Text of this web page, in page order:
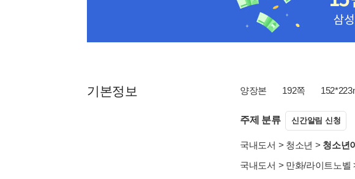
기본정보 양장본 192쪽
주제 분류 신간알림 신청
국내도서 > 청소년 > 청소년
국내도서 > 만화/라이트노벨